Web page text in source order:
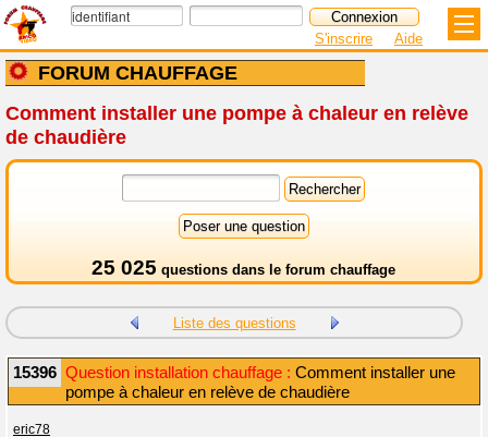
FORUM CHAUFFAGE
S'inscrire Aide
Comment installer une pompe à chaleur en relève
de chaudière
25 025 questions dans le forum chauffage
Liste des questions
15396 Question installation chauffage : Comment installer une
pompe à chaleur en relève de chaudière
eric78